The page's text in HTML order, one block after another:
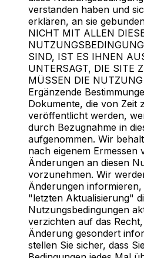
verstanden haben und
erklären, an sie
NICHT MIT ALLEN
SIND, IST ES IHNEN
UNTERSAGT, DIE SITE
MÜSSEN DIE
Ergänzende
Dokumente, die von Zeit
veröffentlicht werden,
durch Bezugnahme in
aufgenommen. Wir
nach eigenem Ermessen
Änderungen an diesen
vorzunehmen. Wir
Änderungen
"letzten Aktualisierung"
Nutzungsbedingungen
verzichten auf das
Änderung gesondert
stellen Sie sicher, dass